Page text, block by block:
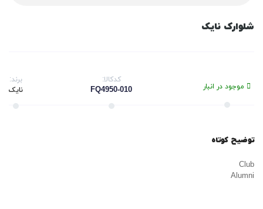
شلوارک نایک
موجود در انبار
کدکالا:
FQ4950-010
برند:
نایک
توضیح کوتاه
Club
Alumni